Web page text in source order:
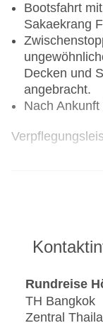
Bootsfahrt
Sakaekrang
Decken und
angebracht.
Nach
2. Tag:
11 km vor
Der
Teiche und
Rundreise
TH Bangkok
Zentral